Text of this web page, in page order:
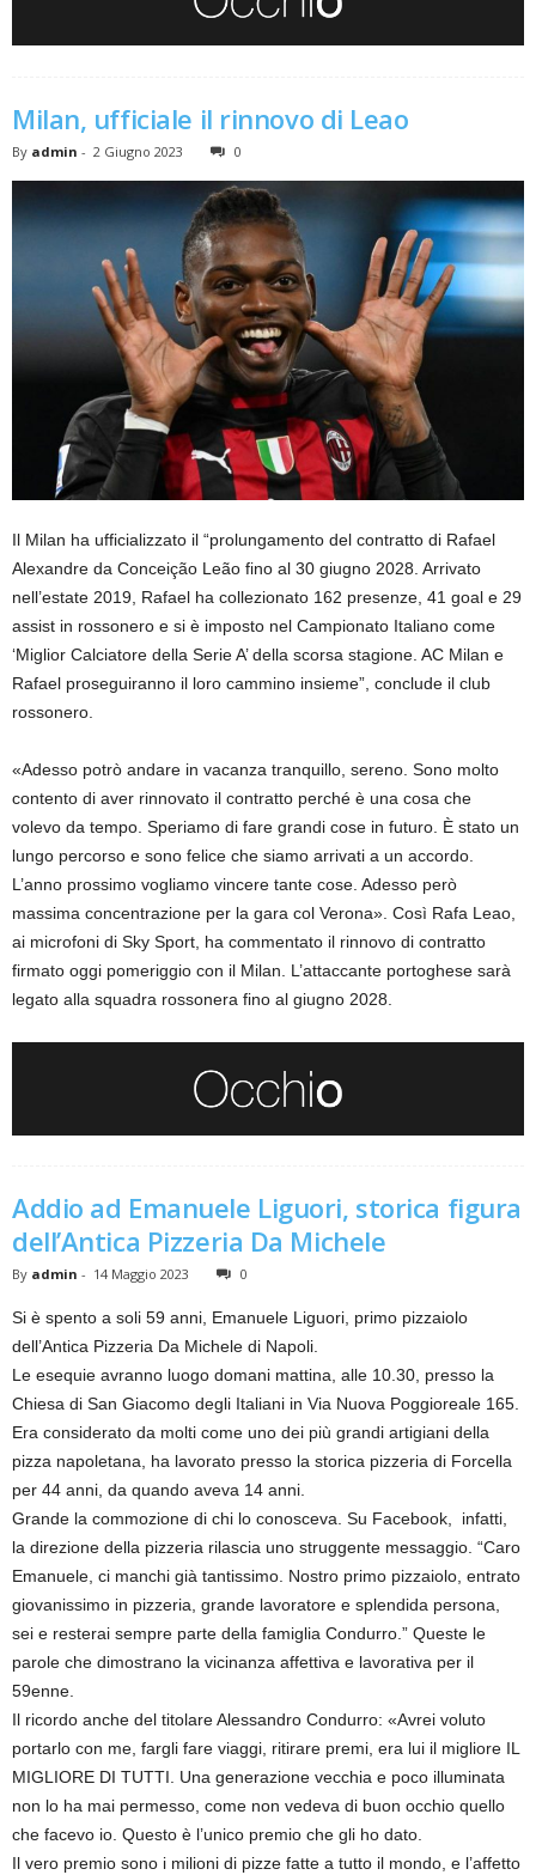
Milan, ufficiale il rinnovo di Leao
By admin - 2 Giugno 2023 0
Il Milan ha ufficializzato il “prolungamento del contratto di Rafael
Alexandre da Conceição Leão fino al 30 giugno 2028. Arrivato
nell’estate 2019, Rafael ha collezionato 162 presenze, 41 goal e 29
assist in rossonero e si è imposto nel Campionato Italiano come
‘Miglior Calciatore della Serie A’ della scorsa stagione. AC Milan e
Rafael proseguiranno il loro cammino insieme”, conclude il club
rossonero.
«Adesso potrò andare in vacanza tranquillo, sereno. Sono molto
contento di aver rinnovato il contratto perché è una cosa che
volevo da tempo. Speriamo di fare grandi cose in futuro. È stato un
lungo percorso e sono felice che siamo arrivati a un accordo.
L’anno prossimo vogliamo vincere tante cose. Adesso però
massima concentrazione per la gara col Verona». Così Rafa Leao,
ai microfoni di Sky Sport, ha commentato il rinnovo di contratto
firmato oggi pomeriggio con il Milan. L’attaccante portoghese sarà
legato alla squadra rossonera fino al giugno 2028.
Addio ad Emanuele Liguori, storica figura
dell’Antica Pizzeria Da Michele
By admin - 14 Maggio 2023 0
Si è spento a soli 59 anni, Emanuele Liguori, primo pizzaiolo
dell’Antica Pizzeria Da Michele di Napoli.
Le esequie avranno luogo domani mattina, alle 10.30, presso la
Chiesa di San Giacomo degli Italiani in Via Nuova Poggioreale 165.
Era considerato da molti come uno dei più grandi artigiani della
pizza napoletana, ha lavorato presso la storica pizzeria di Forcella
per 44 anni, da quando aveva 14 anni.
Grande la commozione di chi lo conosceva. Su Facebook, infatti,
la direzione della pizzeria rilascia uno struggente messaggio. “Caro
Emanuele, ci manchi già tantissimo. Nostro primo pizzaiolo, entrato
giovanissimo in pizzeria, grande lavoratore e splendida persona,
sei e resterai sempre parte della famiglia Condurro.” Queste le
parole che dimostrano la vicinanza affettiva e lavorativa per il
59enne.
Il ricordo anche del titolare Alessandro Condurro: «Avrei voluto
portarlo con me, fargli fare viaggi, ritirare premi, era lui il migliore IL
MIGLIORE DI TUTTI. Una generazione vecchia e poco illuminata
non lo ha mai permesso, come non vedeva di buon occhio quello
che facevo io. Questo è l’unico premio che gli ho dato.
Il vero premio sono i milioni di pizze fatte a tutto il mondo, e l’affetto